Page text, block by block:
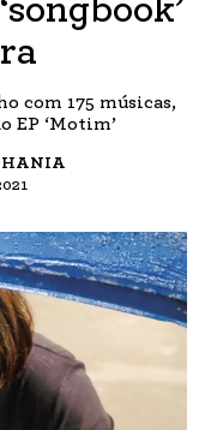
com 175 músicas,
EP ‘Motim’